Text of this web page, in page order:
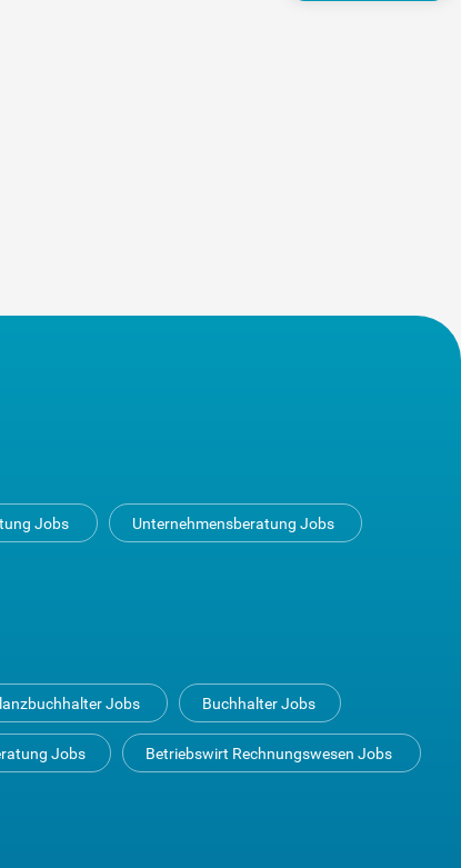
Jobs Unternehmensberatung Jobs
Jobs Buchhalter Jobs
Jobs Betriebswirt Rechnungswesen Jobs